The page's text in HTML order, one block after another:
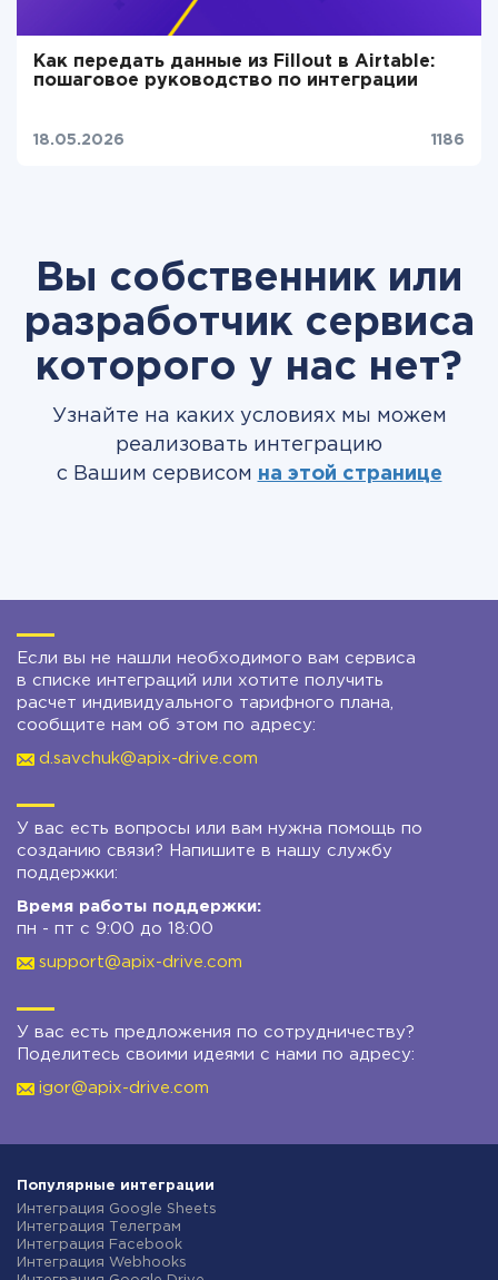
Как передать данные из Fillout в Airtable:
пошаговое руководство по интеграции
18.05.2026 1186
Вы собственник или
разработчик сервиса
которого у нас нет?
Узнайте на каких условиях мы можем
реализовать интеграцию
с Вашим сервисом на этой странице
Если вы не нашли необходимого вам сервиса
в списке интеграций или хотите получить
расчет индивидуального тарифного плана,
сообщите нам об этом по адресу:
d.savchuk@apix-drive.com
У вас есть вопросы или вам нужна помощь по
созданию связи? Напишите в нашу службу
поддержки:
Время работы поддержки:
пн - пт с 9:00 до 18:00
support@apix-drive.com
У вас есть предложения по сотрудничеству?
Поделитесь своими идеями с нами по адресу:
igor@apix-drive.com
Популярные интеграции
Интеграция Google Sheets
Интеграция Телеграм
Интеграция Facebook
Интеграция Webhooks